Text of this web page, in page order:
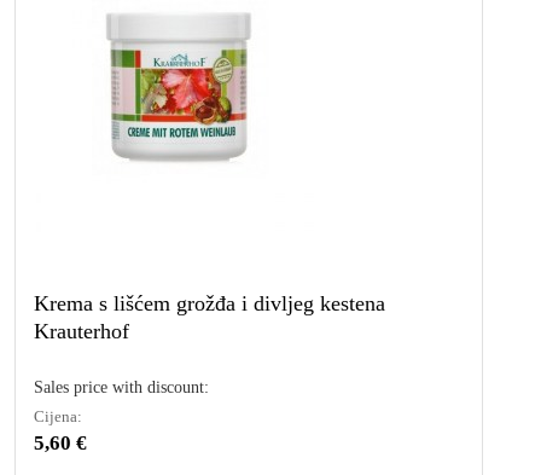
Krema s lišćem grožđa i divljeg kestena
Krauterhof
Sales price with discount:
Cijena:
5,60 €